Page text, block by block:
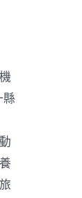
縣